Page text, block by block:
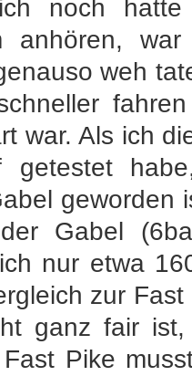
noch
anhören,
weh
war. Als ich
getestet
geworden
Gabel
nur etwa
zur
ganz fair
Pike